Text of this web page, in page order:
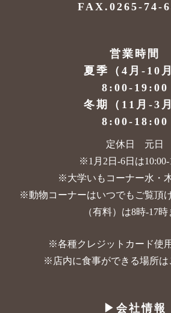
FAX.0265-74-
営業時間
夏季（4月-10月
8:00-19:00
冬期（11月-3月
8:00-18:00
定休日 元日
※1月2日-6日は10:00-
※大学いもコーナー水・
※動物コーナーはいつでもご覧頂
（有料）は8時-17時
※各種クレジットカード使
※店内に食事ができる場所は
▶︎会社情報